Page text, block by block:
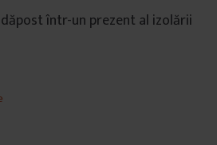
într-un prezent al izolării